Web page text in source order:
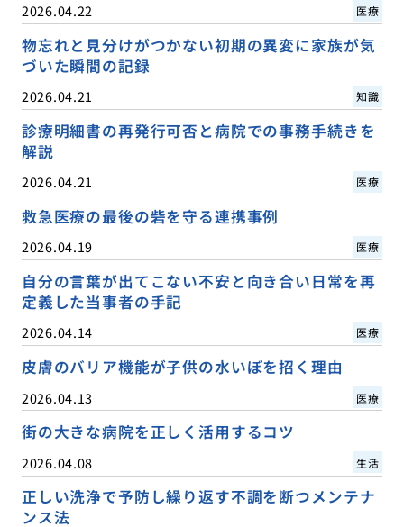
2026.04.22 医療
物忘れと見分けがつかない初期の異変に家族が気
づいた瞬間の記録
2026.04.21 知識
診療明細書の再発行可否と病院での事務手続きを
解説
2026.04.21 医療
救急医療の最後の砦を守る連携事例
2026.04.19 医療
自分の言葉が出てこない不安と向き合い日常を再
定義した当事者の手記
2026.04.14 医療
皮膚のバリア機能が子供の水いぼを招く理由
2026.04.13 医療
街の大きな病院を正しく活用するコツ
2026.04.08 生活
正しい洗浄で予防し繰り返す不調を断つメンテナ
ンス法